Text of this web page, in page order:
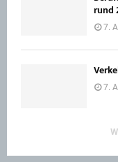
rund
7.
7.